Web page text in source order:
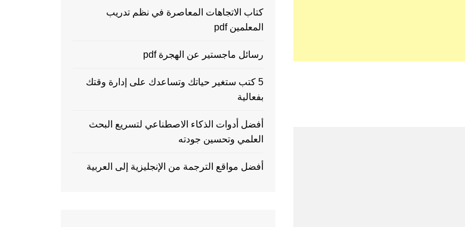
كتاب الاتجاهات المعاصرة في نظم تدريب
المعلمين pdf
رسائل ماجستير عن الهجرة pdf
5 كتب ستغير حياتك وتساعدك على إدارة وقتك
بفعالية
أفضل أدوات الذكاء الاصطناعي لتسريع البحث
العلمي وتحسين جودته
أفضل مواقع الترجمة من الإنجليزية إلى العربية